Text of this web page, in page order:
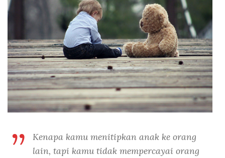
Kenapa kamu menitipkan anak ke orang
lain, tapi kamu tidak mempercayai orang